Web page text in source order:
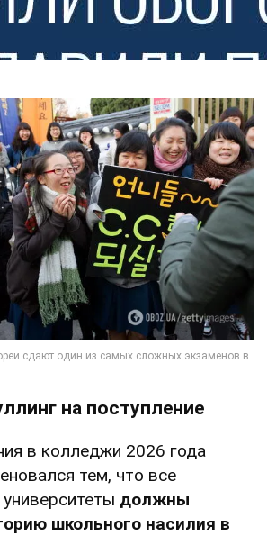
на поступление
в колледжи 2026 года
тем, что все
должны
школьного насилия в